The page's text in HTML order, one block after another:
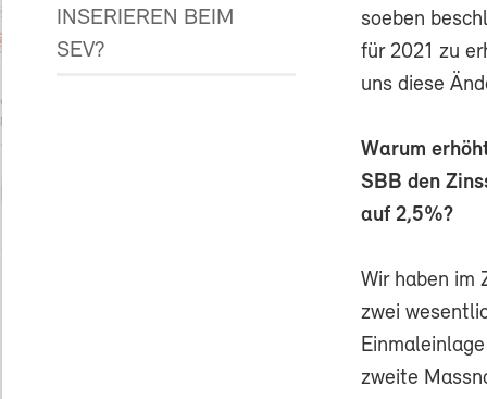
INSERIEREN BEIM
SEV?
soeben
für 2021 zu
uns diese
Warum
SBB den
auf 2,5%?
Wir haben im
zwei
zweite